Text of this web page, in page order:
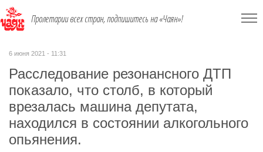
Пролетарии всех стран, подпишитесь на «Чаян»!
6 июня 2021 - 11:31
Расследование резонансного ДТП
показало, что столб, в который
врезалась машина депутата,
находился в состоянии алкогольного
опьянения.